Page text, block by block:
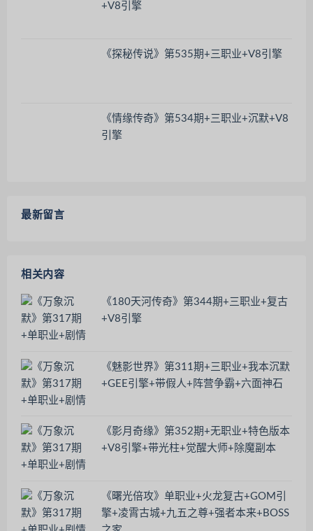
+V8引擎
《探秘传说》第535期+三职业+V8引擎
《情缘传奇》第534期+三职业+沉默+V8
引擎
最新留言
相关内容
《180天河传奇》第344期+三职业+复古
+V8引擎
《魅影世界》第311期+三职业+我本沉默
+GEE引擎+带假人+阵营争霸+六面神石
《影月奇缘》第352期+无职业+特色版本
+V8引擎+带光柱+觉醒大师+除魔副本
《曙光倍攻》单职业+火龙复古+GOM引
擎+凌霄古城+九五之尊+强者本来+BOSS